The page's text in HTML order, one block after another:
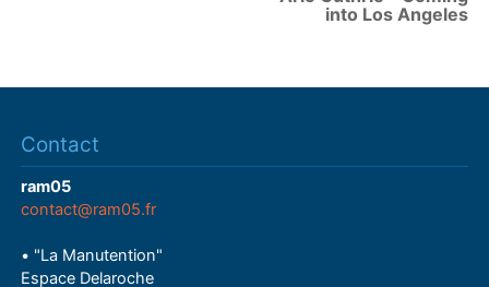
into Los Angeles
Contact
ram05
contact@ram05.fr
• "La Manutention"
Espace Delaroche